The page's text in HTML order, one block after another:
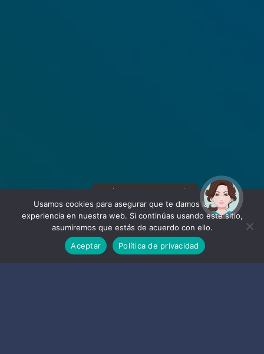
Usamos cookies para asegurar que te damos la mejor
experiencia en nuestra web. Si continúas usando este sitio,
asumiremos que estás de acuerdo con ello.
Aceptar
Política de privacidad
¡Hola! Soy Noy. ¿Puedo
ayudarte?